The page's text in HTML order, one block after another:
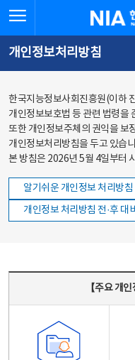
바로가기
바로가기
한국지능
개인정보처리방침
한국지능정보사회진흥원(이하
개인정보보호법 등 관련 법령을
또한 개인정보주체의 권익을 보
개인정보처리방침을 두고 있습
본 방침은 2026년 5월 4일부터
알기쉬운 개인정보 처리방침
개인정보 처리방침 전·후 대
【주요 개